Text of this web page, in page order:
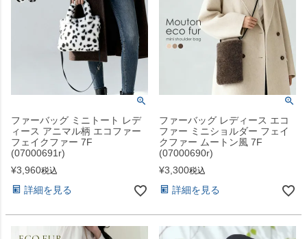
ファーバッグ ミニトート レデ
ィース アニマル柄 エコファー
フェイクファー 7F
(07000691r)
¥3,960税込
詳細を見る
ファーバッグ レディース エコ
ファー ミニショルダー フェイ
クファー ムートン風 7F
(07000690r)
¥3,300税込
詳細を見る